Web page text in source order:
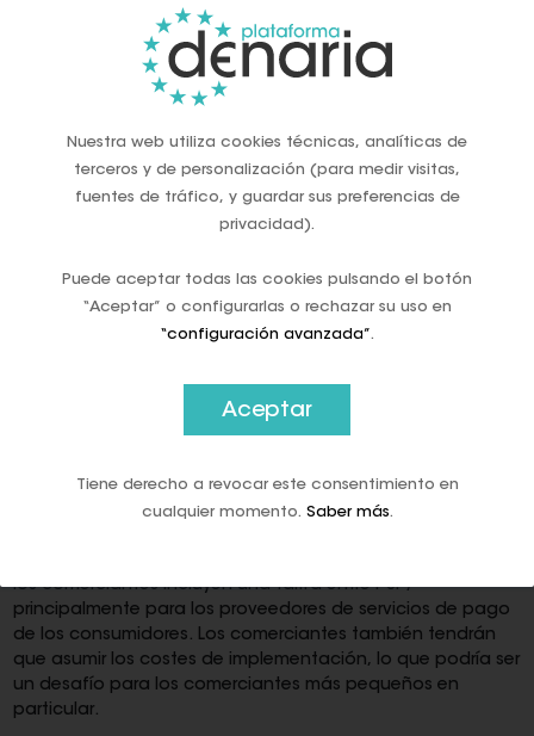
El enfoque del Eurosistema en un instrumento de pago
basado en aplicaciones para teléfonos inteligentes (u
En la actualidad, los pagos móviles representan menos del
diez por ciento de los pagos en el comercio presencial, y
no está claro si los teléfonos inteligentes se establecerán
Costes adicionales y complejidad para los
comerciantes
aceptar el D€, tanto en el comercio electrónico como en
los puntos de venta físicos; en otras palabras, estarán
obligados legalmente a garantizar la aceptación del D€ en
La parte del sistema del D€ proporcionada por el sector
los comerciantes incluyen una tarifa entre PSP,
principalmente para los proveedores de servicios de pago
de los consumidores. Los comerciantes también tendrán
que asumir los costes de implementación, lo que podría ser
un desafío para los comerciantes más pequeños en
particular.
Nuestra web utiliza cookies técnicas, analíticas de
terceros y de personalización (para medir visitas,
fuentes de tráfico, y guardar sus preferencias de
privacidad).
Puede aceptar todas las cookies pulsando el botón
“Aceptar” o configurarlas o rechazar su uso en
“configuración avanzada”.
Aceptar
Tiene derecho a revocar este consentimiento en
cualquier momento. Saber más.